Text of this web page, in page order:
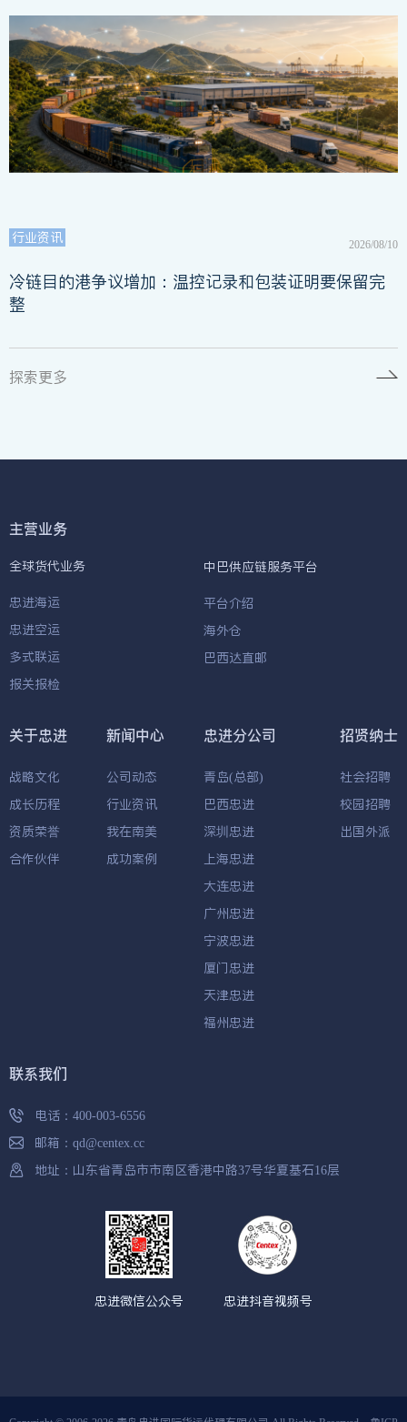
2026/08/10
行业资讯
冷链目的港争议增加：温控记录和包装证明要保留完
整
探索更多
主营业务
全球货代业务
忠进海运
忠进空运
多式联运
报关报检
中巴供应链服务平台
平台介绍
海外仓
巴西达直邮
关于忠进
战略文化
成长历程
资质荣誉
合作伙伴
新闻中心
公司动态
行业资讯
我在南美
成功案例
忠进分公司
青岛(总部)
巴西忠进
深圳忠进
上海忠进
大连忠进
广州忠进
宁波忠进
厦门忠进
天津忠进
福州忠进
招贤纳士
社会招聘
校园招聘
出国外派
联系我们
电话： 400-003-6556
邮箱： qd@centex.cc
地址：山东省青岛市市南区香港中路37号华夏基石16层
忠进微信公众号 忠进抖音视频号